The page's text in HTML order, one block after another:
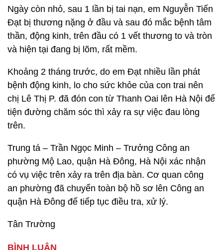
Ngày còn nhỏ, sau 1 lần bị tai nạn, em Nguyễn Tiến
Đạt bị thương nặng ở đầu và sau đó mắc bệnh tâm
thần, động kinh, trên đầu có 1 vết thương to và tròn
và hiện tại đang bị lõm, rất mềm.
Khoảng 2 tháng trước, do em Đạt nhiều lần phát
bệnh động kinh, lo cho sức khỏe của con trai nên
chị Lê Thị P. đã đón con từ Thanh Oai lên Hà Nội để
tiện đường chăm sóc thì xảy ra sự việc đau lòng
trên.
Trung tá – Trần Ngọc Minh – Trưởng Công an
phường Mộ Lao, quận Hà Đông, Hà Nội xác nhận
có vụ việc trên xảy ra trên địa bàn. Cơ quan công
an phường đã chuyển toàn bộ hồ sơ lên Công an
quận Hà Đông để tiếp tục điều tra, xử lý.
Tân Trường